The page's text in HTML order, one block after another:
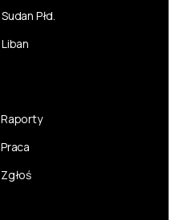
Sudan Płd.
Liban
Raporty
Praca
Zgłoś